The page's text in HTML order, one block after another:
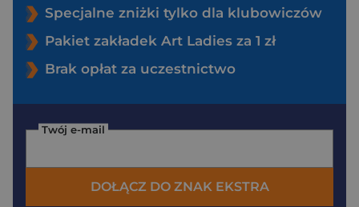
Specjalne zniżki tylko dla klubowiczów
Pakiet zakładek Art Ladies za 1 zł
Brak opłat za uczestnictwo
Twój e-mail
DOŁĄCZ DO ZNAK EKSTRA